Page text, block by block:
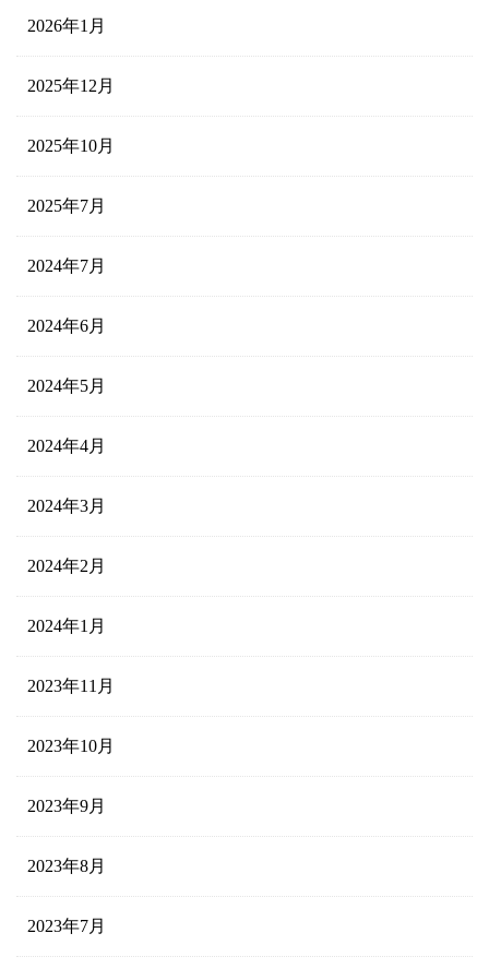
2026年1月
2025年12月
2025年10月
2025年7月
2024年7月
2024年6月
2024年5月
2024年4月
2024年3月
2024年2月
2024年1月
2023年11月
2023年10月
2023年9月
2023年8月
2023年7月